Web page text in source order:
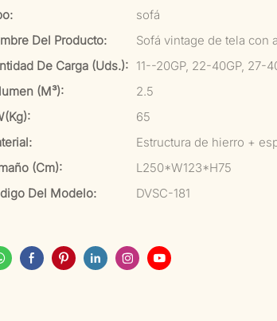
sofá
Del Producto:
Sofá vintage de tela con
De Carga (uds.): 11--20GP, 22-40GP, 27-
(m³):
2.5
65
Estructura de hierro +
(cm):
L250*W123*H75
Del Modelo:
DVSC-181